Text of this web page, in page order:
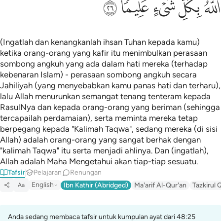
ﲛﲜﲝﲞﲟ
(Ingatlah dan kenangkanlah ihsan Tuhan kepada kamu)
ketika orang-orang yang kafir itu menimbulkan perasaan
sombong angkuh yang ada dalam hati mereka (terhadap
kebenaran Islam) - perasaan sombong angkuh secara
Jahiliyah (yang menyebabkan kamu panas hati dan terharu),
lalu Allah menurunkan semangat tenang tenteram kepada
RasulNya dan kepada orang-orang yang beriman (sehingga
tercapailah perdamaian), serta meminta mereka tetap
berpegang kepada "Kalimah Taqwa", sedang mereka (di sisi
Allah) adalah orang-orang yang sangat berhak dengan
"kalimah Taqwa" itu serta menjadi ahlinya. Dan (ingatlah),
Allah adalah Maha Mengetahui akan tiap-tiap sesuatu.
Tafsir Pelajaran Renungan
Aa English Ibn Kathir (Abridged) Ma'arif Al-Qur'an Tazkirul
Anda sedang membaca tafsir untuk kumpulan ayat dari 48:25